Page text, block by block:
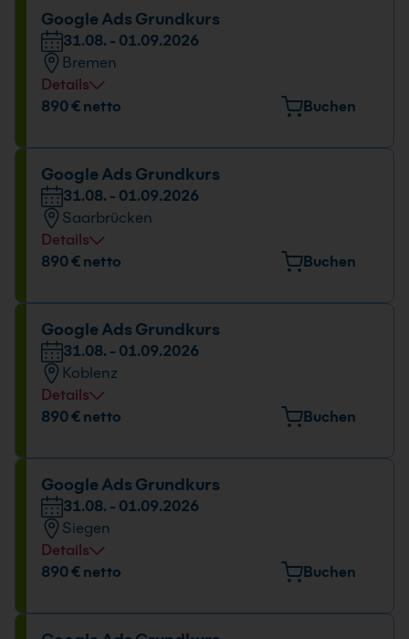
Datum und Uhrzeit
31.08. - 01.09.2026
09:00 - 16:00 Uhr
Google Ads Grundkurs
31.08. - 01.09.2026
Bremen
Details
Veranstaltungsort
Datum und Uhrzeit
31.08. - 01.09.2026
09:00 - 16:00 Uhr
890 € netto Buchen
Google Ads Grundkurs
31.08. - 01.09.2026
Saarbrücken
Details
Veranstaltungsort
Datum und Uhrzeit
31.08. - 01.09.2026
09:00 - 16:00 Uhr
890 € netto Buchen
Google Ads Grundkurs
31.08. - 01.09.2026
Koblenz
Details
Veranstaltungsort
Datum und Uhrzeit
31.08. - 01.09.2026
09:00 - 16:00 Uhr
890 € netto Buchen
Google Ads Grundkurs
31.08. - 01.09.2026
Siegen
Details
Veranstaltungsort
890 € netto Buchen